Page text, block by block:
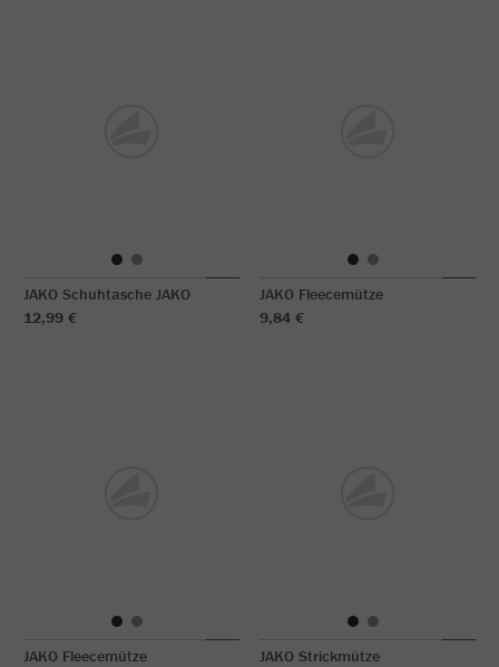
JAKO Schuhtasche JAKO
12,99 €
JAKO Fleecemütze
9,84 €
JAKO Fleecemütze
JAKO Strickmütze